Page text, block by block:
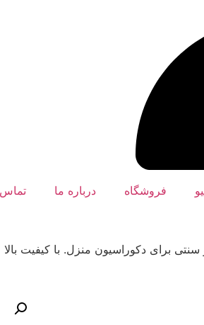
فروشگاه درباره ما تماس
سنتی برای دکوراسیون منزل. با کیفیت